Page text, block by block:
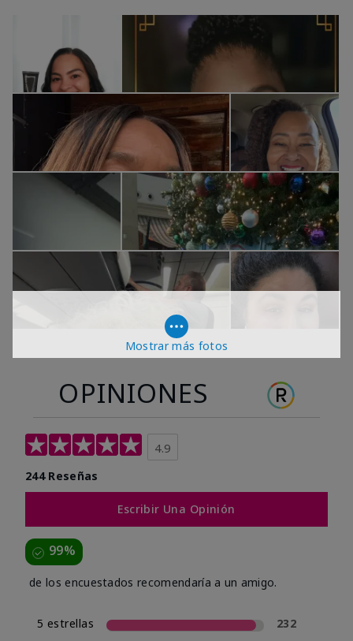
Mostrar más fotos
OPINIONES
4.9
244 Reseñas
Escribir Una Opinión
99%
de los encuestados recomendaría a un amigo.
5 estrellas
232